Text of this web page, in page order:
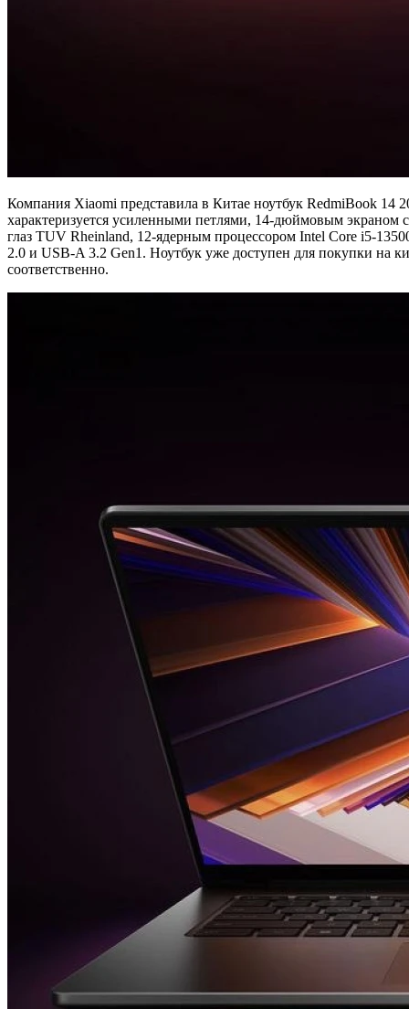
Компания Xiaomi представила в Китае ноутбук RedmiBook 14
характеризуется усиленными петлями, 14-дюймовым
глаз TUV Rheinland, 12-ядерным процессором Intel Core i5-
2.0 и USB-A 3.2 Gen1. Ноутбук уже доступен для покупки на
соответственно.